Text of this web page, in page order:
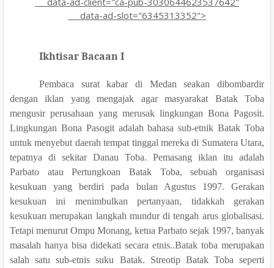
data-ad-slot="6345313352">
Ikhtisar Bacaan I
Pembaca surat kabar di Medan seakan dibombardir
dengan iklan yang mengajak agar masyarakat Batak Toba
mengusir perusahaan yang merusak lingkungan Bona Pagosit.
Lingkungan Bona Pasogit adalah bahasa sub-etnik Batak Toba
untuk menyebut daerah tempat tinggal mereka di Sumatera Utara,
tepatnya di sekitar Danau Toba. Pemasang iklan itu adalah
Parbato atau Pertungkoan Batak Toba, sebuah organisasi
kesukuan yang berdiri pada bulan Agustus 1997. Gerakan
kesukuan ini menimbulkan pertanyaan, tidakkah gerakan
kesukuan merupakan langkah mundur di tengah arus globalisasi.
Tetapi menurut Ompu Monang, ketua Parbato sejak 1997, banyak
masalah hanya bisa didekati secara etnis..Batak toba merupakan
salah satu sub-etnis suku Batak. Streotip Batak Toba seperti